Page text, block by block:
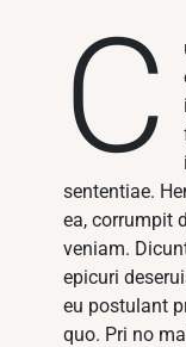
C
sententiae.
ea, corrumpit
veniam.
epicuri
eu postulant
quo. Pri no